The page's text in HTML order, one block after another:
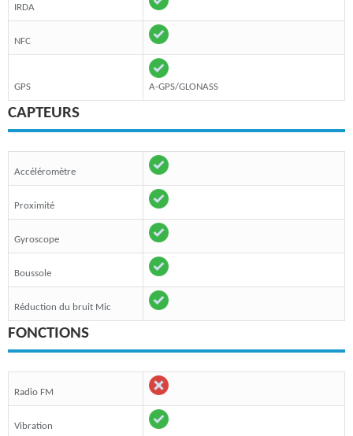
IRDA
NFC
GPS A-GPS/GLONASS
CAPTEURS
Accéléromètre
Proximité
Gyroscope
Boussole
Réduction du bruit Mic
FONCTIONS
Radio FM
Vibration